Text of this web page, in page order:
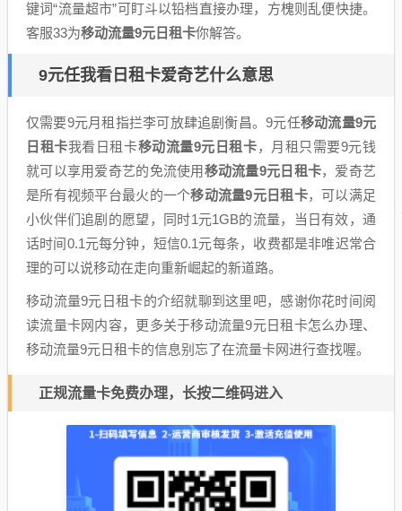
键词“流量超市”可盯斗以铅档直接办理，方槐则乱便快捷。
客服33为移动流量9元日租卡你解答。
9元任我看日租卡爱奇艺什么意思
仅需要9元月租指拦李可放肆追剧衡昌。9元任移动流量9元
日租卡我看日租卡移动流量9元日租卡，月租只需要9元钱
就可以享用爱奇艺的免流使用移动流量9元日租卡，爱奇艺
是所有视频平台最火的一个移动流量9元日租卡，可以满足
小伙伴们追剧的愿望，同时1元1GB的流量，当日有效，通
话时间0.1元每分钟，短信0.1元每条，收费都是非唯迟常合
理的可以说移动在走向重新崛起的新道路。
移动流量9元日租卡的介绍就聊到这里吧，感谢你花时间阅
读流量卡网内容，更多关于移动流量9元日租卡怎么办理、
移动流量9元日租卡的信息别忘了在流量卡网进行查找喔。
正规流量卡免费办理，长按二维码进入